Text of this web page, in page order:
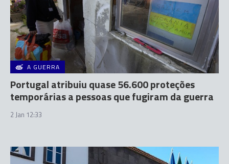
A GUERRA
Portugal atribuiu quase 56.600 proteções
temporárias a pessoas que fugiram da guerra
2 Jan 12:33